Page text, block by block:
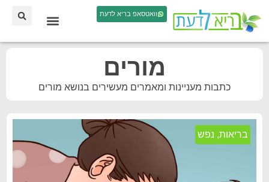
וואטסאפ בריא לדעת
מורים
כתבות מעניינות ומאמרים מעשירים בנושא מורים
בריאות, נפש